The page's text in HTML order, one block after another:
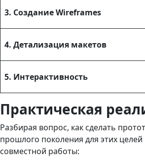
3. Создание Wireframes
4. Детализация макетов
5. Интерактивность
Практическая
Разбирая вопрос, как сделать
прошлого поколения для этих
совместной работы: